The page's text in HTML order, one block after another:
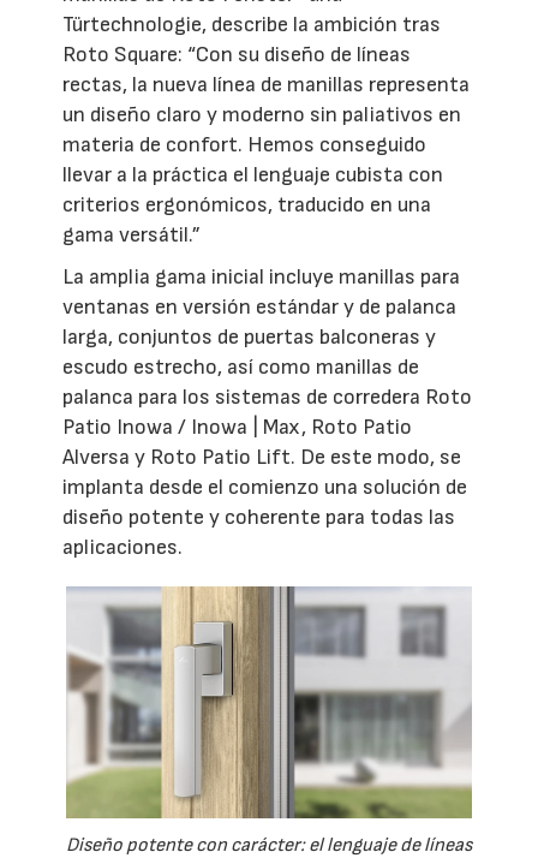
Türtechnologie, describe la ambición tras
Roto Square: “Con su diseño de líneas
rectas, la nueva línea de manillas representa
un diseño claro y moderno sin paliativos en
materia de confort. Hemos conseguido
llevar a la práctica el lenguaje cubista con
criterios ergonómicos, traducido en una
gama versátil.”
La amplia gama inicial incluye manillas para
ventanas en versión estándar y de palanca
larga, conjuntos de puertas balconeras y
escudo estrecho, así como manillas de
palanca para los sistemas de corredera Roto
Patio Inowa / Inowa | Max, Roto Patio
Alversa y Roto Patio Lift. De este modo, se
implanta desde el comienzo una solución de
diseño potente y coherente para todas las
aplicaciones.
Diseño potente con carácter: el lenguaje de líneas